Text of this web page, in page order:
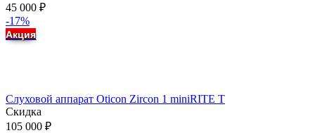
45 000 ₽
-17%
Акция
Слуховой аппарат Oticon Zircon 1 miniRITE T
Скидка
105 000 ₽